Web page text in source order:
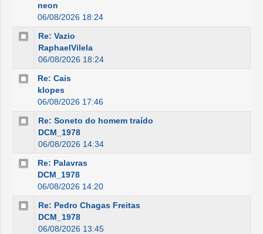
neon
06/08/2026 18:24
Re: Vazio
RaphaelVilela
06/08/2026 18:24
Re: Cais
klopes
06/08/2026 17:46
Re: Soneto do homem traído
DCM_1978
06/08/2026 14:34
Re: Palavras
DCM_1978
06/08/2026 14:20
Re: Pedro Chagas Freitas
DCM_1978
06/08/2026 13:45